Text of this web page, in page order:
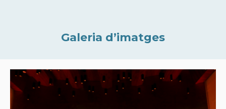
Galeria d’imatges